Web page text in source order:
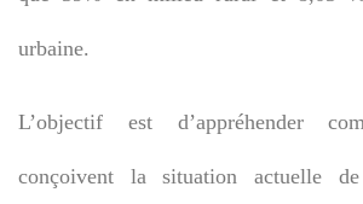
urbaine.
L’objectif est d’appréhender
conçoivent la situation actuelle de